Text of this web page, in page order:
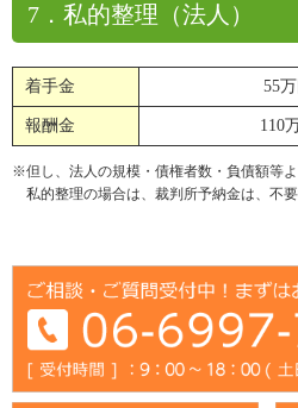
7．私的整理（法人）
着手金 55
報酬金 110
※但し、法人の規模・債権者数・負債額等よ
私的整理の場合は、裁判所予納金は、不要